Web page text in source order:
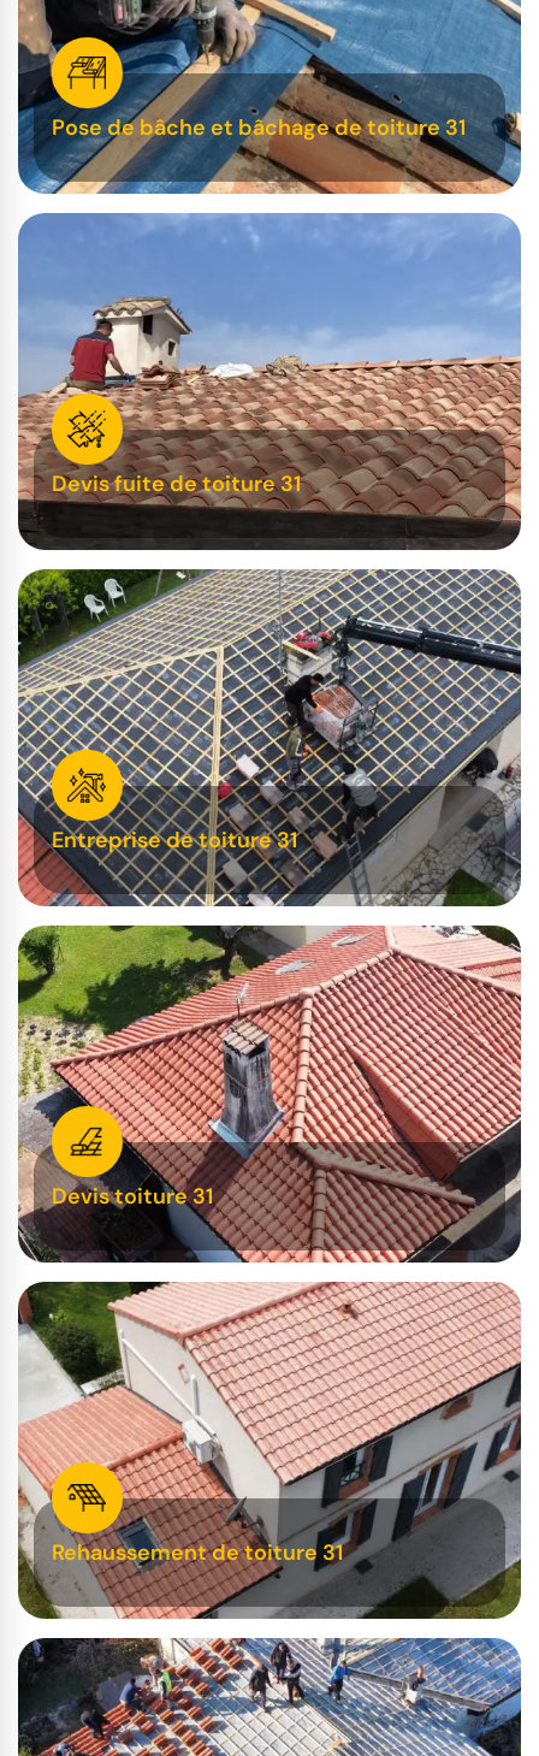
Pose de bâche et bâchage de toiture 31
Devis fuite de toiture 31
Entreprise de toiture 31
Devis toiture 31
Rehaussement de toiture 31